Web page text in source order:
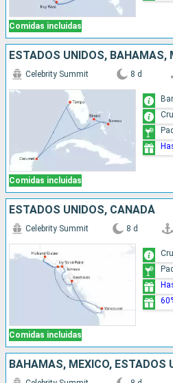
Comidas incluidas
ESTADOS UNIDOS, BAHAMAS,
Comidas incluidas
Celebrity Summit 8 d
ESTADOS UNIDOS, CANADÁ
Comidas incluidas
Celebrity Summit 8 d
BAHAMAS, MÉXICO, ESTADOS